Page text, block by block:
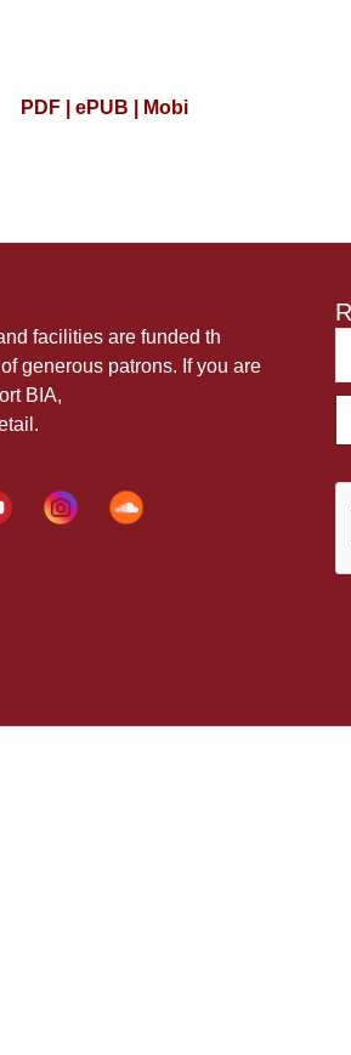
PDF | ePUB | Mobi
facilities are funded th
generous patrons. If you are
BIA,